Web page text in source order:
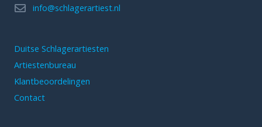
info@schlagerartiest.nl
Duitse Schlagerartiesten
Artiestenbureau
Klantbeoordelingen
Contact